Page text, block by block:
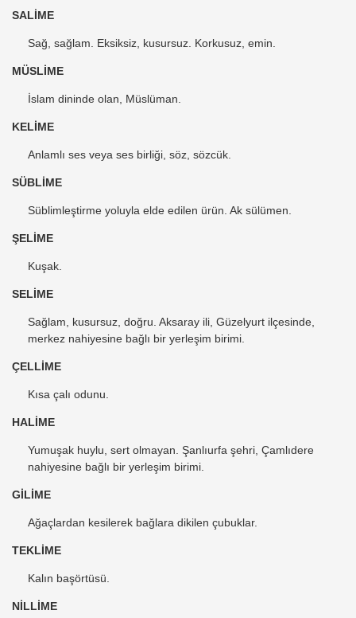
SALİME
Sağ, sağlam. Eksiksiz, kusursuz. Korkusuz, emin.
MÜSLİME
İslam dininde olan, Müslüman.
KELİME
Anlamlı ses veya ses birliği, söz, sözcük.
SÜBLİME
Süblimleştirme yoluyla elde edilen ürün. Ak sülümen.
ŞELİME
Kuşak.
SELİME
Sağlam, kusursuz, doğru. Aksaray ili, Güzelyurt ilçesinde,
merkez nahiyesine bağlı bir yerleşim birimi.
ÇELLİME
Kısa çalı odunu.
HALİME
Yumuşak huylu, sert olmayan. Şanlıurfa şehri, Çamlıdere
nahiyesine bağlı bir yerleşim birimi.
GİLİME
Ağaçlardan kesilerek bağlara dikilen çubuklar.
TEKLİME
Kalın başörtüsü.
NİLLİME